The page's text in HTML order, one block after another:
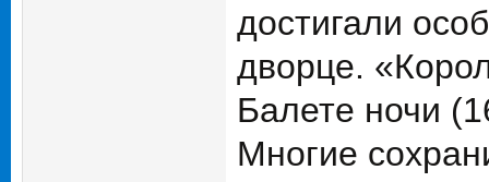
достигали
дворце.
Балете ночи
Многие